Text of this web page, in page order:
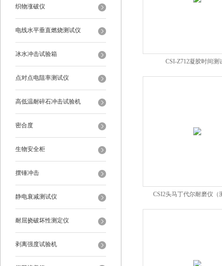
织物涨破仪
电线水平垂直燃烧测试仪
冰水冲击试验箱
点对点电阻率测试仪
高低温耐碎石冲击试验机
密合度
生物安全柜
摆锤冲击
静电衰减测试仪
耐屈挠破坏性测定仪
剥离强度试验机
CSI-Z712凝胶时间测
CSI2头马丁代尔耐磨仪（